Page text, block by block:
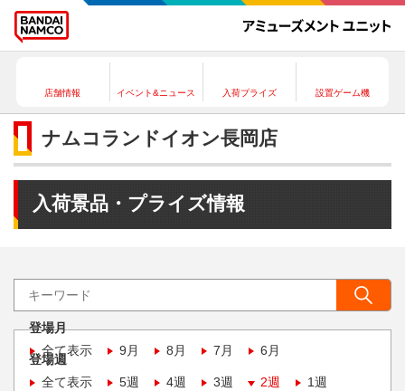
店舗情報 イベント&ニュース 入荷プライズ 設置ゲーム機
ナムコランドイオン長岡店
入荷景品・プライズ情報
登場月
全て表示
9月 8月 7月 6月
登場週
全て表示
5週 4週 3週 2週 1週